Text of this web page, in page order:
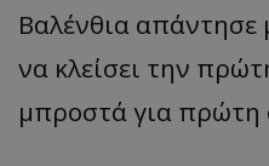
Βαλένθια απάντησε
να κλείσει την
μπροστά για πρώτη